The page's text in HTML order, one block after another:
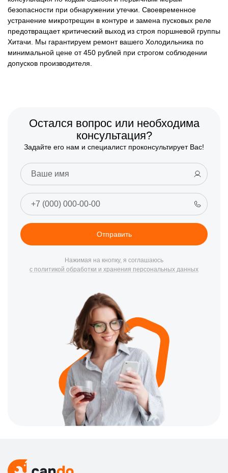
безопасности при обнаружении утечки. Своевременное
устранение микротрещин в контуре и замена пусковых реле
предотвращает критический выход из строя поршневой группы
Хитачи. Мы гарантируем ремонт вашего Холодильника по
минимальной цене от 450 рублей при строгом соблюдении
допусков производителя.
Остался вопрос или необходима
консультация?
Задайте его нам и специалист проконсультирует Вас!
Отправить
Нажимая на кнопку, я соглашаюсь
с политикой обработки и хранения персональных данных